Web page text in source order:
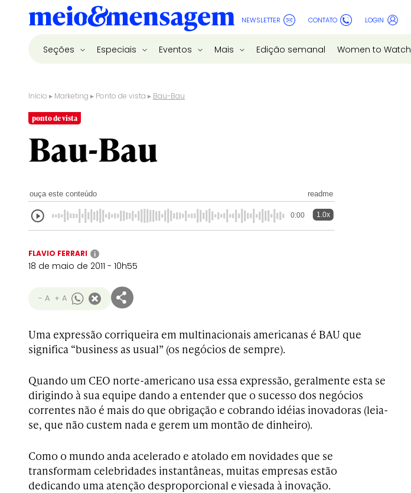
NEWSLETTER CONTATO LOGIN
Seções Especiais Eventos Mais Edição semanal Women to Watch
Início ▸ Marketing ▸ Ponto de vista ▸ Bau-Bau
ponto de vista
Bau-Bau
ouça este conteúdo readme
0:00 1.0x
FLAVIO FERRARI i
18 de maio de 2011 - 10h55
- A + A
Uma expressão corriqueira em multinacionais americanas é BAU que
significa “business as usual” (os negócios de sempre).
Quando um CEO norte-americano usa essa expressão, geralmente esta se
dirigindo à sua equipe dando a entender que o sucesso dos negócios
correntes não é mais do que obrigação e cobrando idéias inovadoras (leia-
se, que não custem nada e gerem um montão de dinheiro).
Como o mundo anda acelerado e atolado em novidades que se
transformam celebridades instantâneas, muitas empresas estão
dedicando uma atenção desproporcional e viesada à inovação.